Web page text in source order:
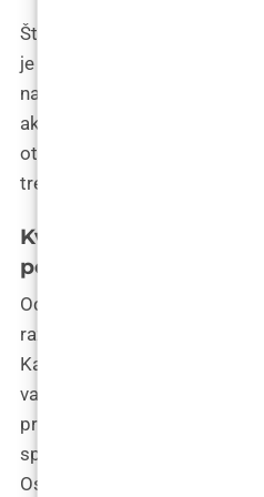
Što se tiče vremena
je ono minimalno, a većina
nakon zahvata nastaviti
aktivnostima. Međutim,
otekline ili modrice oko
trebale povući unutar
Kvalifikacije kirurga
povećanje brade u
Odabir kvalificiranog i
razmišljate o korekciji ili
Kako biste osigurali najbolji
važno je potražiti određene
primjer, kirurg bi trebao biti
specijalizaciju iz plastične
Osim toga, trebali bi imati